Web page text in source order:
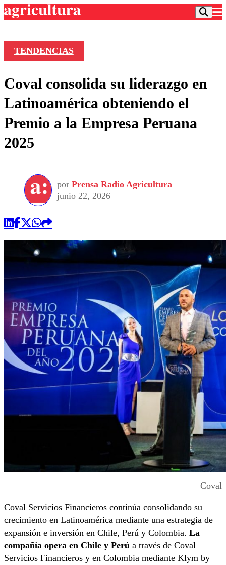
Frecuencias
Agricultura TV
Deportes
Colo Colo
Torneo Internacional
Torneo Nacional
Entretención
Internacional
Nacional
Programas
Comercial
TENDENCIAS
Coval consolida su liderazgo en
Latinoamérica obteniendo el
Premio a la Empresa Peruana
2025
por Prensa Radio Agricultura
junio 22, 2026
Coval
Coval Servicios Financieros continúa consolidando su
crecimiento en Latinoamérica mediante una estrategia de
expansión e inversión en Chile, Perú y Colombia. La
compañía opera en Chile y Perú a través de Coval
Servicios Financieros y en Colombia mediante Klym by